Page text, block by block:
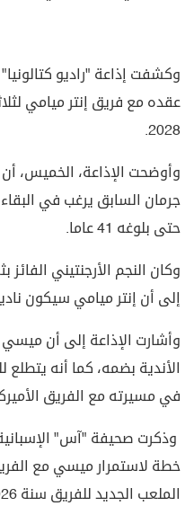
وكشفت إذاعة "راديو
عقده مع فريق إنتر ميامي
2028.
وأوضحت الإذاعة، الخميس،
جرمان السابق يرغب في
حتى بلوغه 41 عاما.
وكان النجم الأرجنتيني
إلى أن إنتر ميامي سيكون
وأشارت الإذاعة إلى أن ميسي
في مسيرته مع الفريق
وذكرت صحيفة "آس"
خطة لاستمرار ميسي مع
الملعب الجديد للفريق سنة 2026.